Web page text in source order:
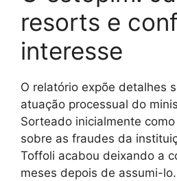
resorts e
interesse
O relatório expõe detalhes
atuação processual do
Sorteado inicialmente
sobre as fraudes da
Toffoli acabou deixando a
meses depois de assumi-